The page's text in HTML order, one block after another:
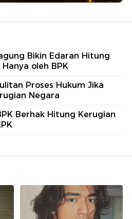
Bikin Edaran Hitung
oleh BPK
Proses Hukum Jika
Negara
Berhak Hitung Kerugian